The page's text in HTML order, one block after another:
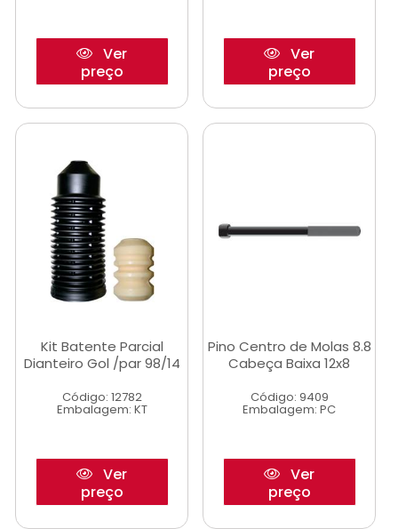
Ver
preço
Ver
preço
Kit Batente Parcial
Dianteiro Gol /par 98/14
Código: 12782
Embalagem: KT
Ver
preço
Pino Centro de Molas 8.8
Cabeça Baixa 12x8
Código: 9409
Embalagem: PC
Ver
preço